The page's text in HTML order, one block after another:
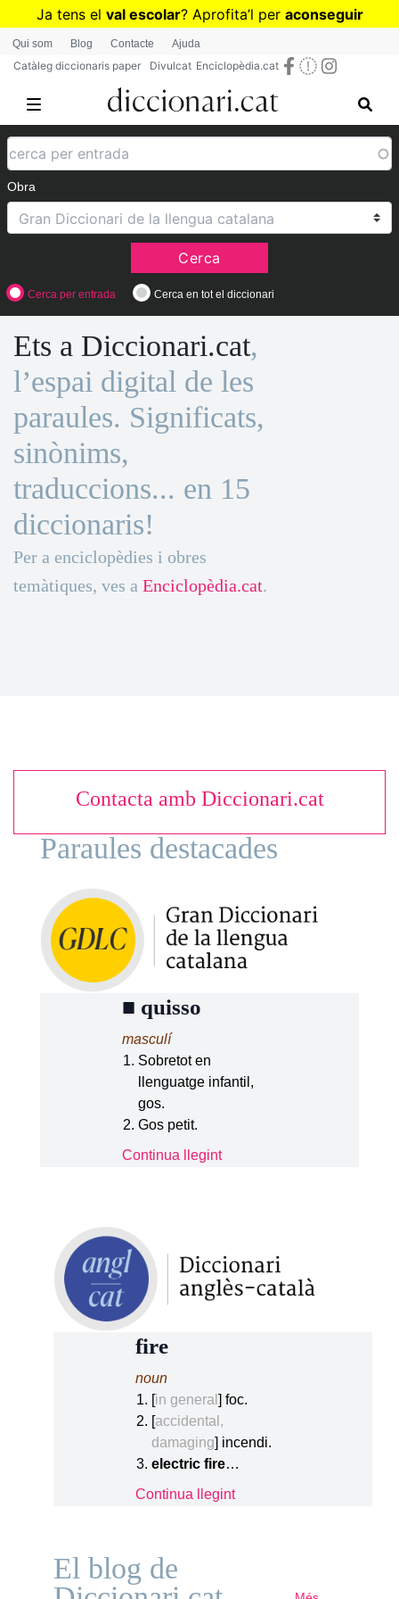
Vés
contingut
Ja tens el val escolar? Aprofita’l per aconseguir
diccionaris per a Primària o Secundària
Qui som Blog Contacte Ajuda
Catàleg diccionaris paper Divulcat Enciclopèdia.cat
Obra
Cerca
Cerca per entrada Cerca en tot el diccionari
Ets a Diccionari.cat,
l’espai digital de les
paraules. Significats,
sinònims,
traduccions... en 15
diccionaris!
Per a enciclopèdies i obres
temàtiques, ves a Enciclopèdia.cat.
Contacta amb Diccionari.cat
Paraules destacades
■ quisso
masculí
Sobretot en
llenguatge infantil,
gos.
Gos petit.
Continua llegint
fire
noun
[in general ] foc.
[accidental,
damaging] incendi.
electric fire…
Continua llegint
El blog de